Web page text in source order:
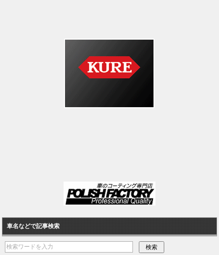
車名などで記事検索